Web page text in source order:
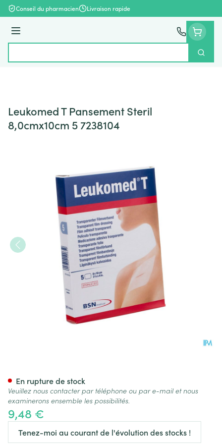
Aller au contenu
Conseil du pharmacien Livraison rapide
Menu
Leukomed T Pansement Steril
8,0cmx10cm 5 7238104
9,48 €
Tenez-moi au courant de l'évolution des stocks !
En rupture de stock
Veuillez nous contacter par téléphone ou par e-mail et nous
examinerons ensemble les possibilités.